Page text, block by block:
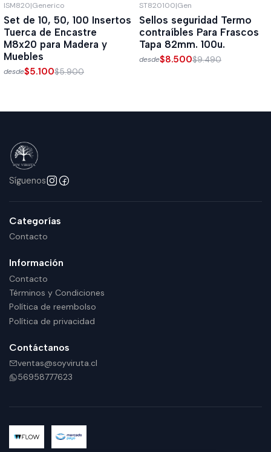
OFF
ISM820|Generico
Set de 10, 50, 100 Insertos
Tuerca de Encastre
M8x20 para Madera y
Muebles
desde$5.100$5.900
OFF
ST820100|Gen
Sellos seguridad Termo
contraíbles Para Frascos
Tapa 82mm. 100u.
desde$8.500$9.490
Síguenos
Categorías
Contacto
Información
Contacto
Términos y Condiciones
Política de reembolso
Política de privacidad
Contáctanos
ventas@soyviruta.cl
56958777623